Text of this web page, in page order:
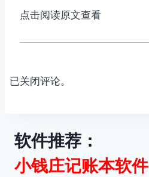
点击阅读原文查看
已关闭评论。
软件推荐：
小钱庄记账本软件